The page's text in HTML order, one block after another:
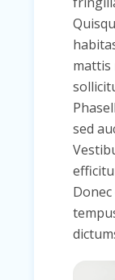
mattis
sed